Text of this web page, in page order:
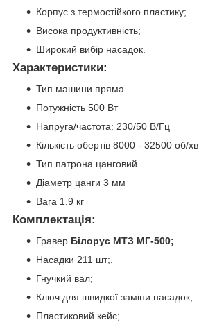
Корпус з термостійкого пластику;
Висока продуктивність;
Широкий вибір насадок.
Характеристики:
Тип машини пряма
Потужність 500 Вт
Напруга/частота: 230/50 В/Гц
Кількість обертів 8000 - 32500 об/хв
Тип патрона цанговий
Діаметр цанги 3 мм
Вага 1.9 кг
Комплектація:
Гравер Білорус МТЗ МГ-500;
Насадки 211 шт;.
Гнучкий вал;
Ключ для швидкої заміни насадок;
Пластиковий кейс;